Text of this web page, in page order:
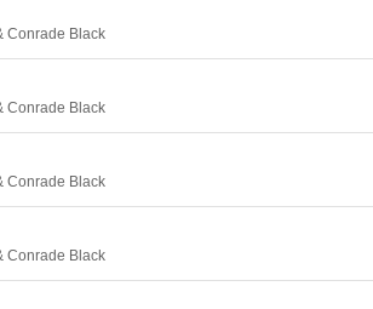
Conrade Black
Conrade Black
Conrade Black
Conrade Black